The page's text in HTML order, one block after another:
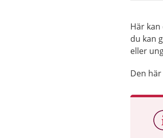
Här
du kan
eller
Den